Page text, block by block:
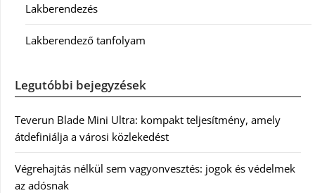
Lakberendezés
Lakberendező tanfolyam
Legutóbbi bejegyzések
Teverun Blade Mini Ultra: kompakt teljesítmény, amely
átdefiniálja a városi közlekedést
Végrehajtás nélkül sem vagyonvesztés: jogok és védelmek
az adósnak